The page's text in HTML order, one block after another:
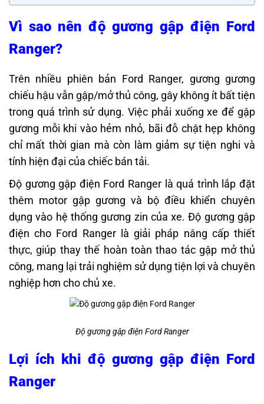
Vì sao nên độ gương gập điện Ford
Ranger?
Trên nhiều phiên bản Ford Ranger, gương gương
chiếu hậu vẫn gập/mở thủ công, gây không ít bất tiện
trong quá trình sử dụng. Việc phải xuống xe để gập
gương mỗi khi vào hẻm nhỏ, bãi đỗ chật hẹp không
chỉ mất thời gian mà còn làm giảm sự tiện nghi và
tính hiện đại của chiếc bán tải.
Độ gương gập điện Ford Ranger là quá trình lắp đặt
thêm motor gập gương và bộ điều khiển chuyên
dụng vào hệ thống gương zin của xe. Độ gương gập
điện cho Ford Ranger là giải pháp nâng cấp thiết
thực, giúp thay thế hoàn toàn thao tác gập mở thủ
công, mang lại trải nghiệm sử dụng tiện lợi và chuyên
nghiệp hơn cho chủ xe.
Độ gương gập điện Ford Ranger
Lợi ích khi độ gương gập điện Ford
Ranger